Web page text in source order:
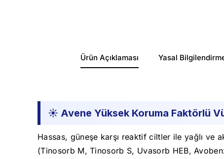
Ürün Açıklaması Yasal
☀️ Avene Yüksek Koruma Faktörlü
Hassas, güneşe karşı reaktif ciltler ile yağlı
(Tinosorb M, Tinosorb S, Uvasorb HEB,